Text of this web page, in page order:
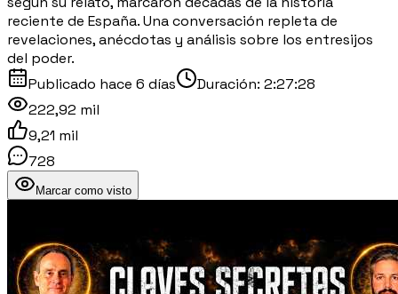
reciente de España. Una conversación repleta de
revelaciones, anécdotas y análisis sobre los entresijos
del poder.
Publicado hace 6 días Duración: 2:27:28
222,92 mil
9,21 mil
728
Marcar como visto